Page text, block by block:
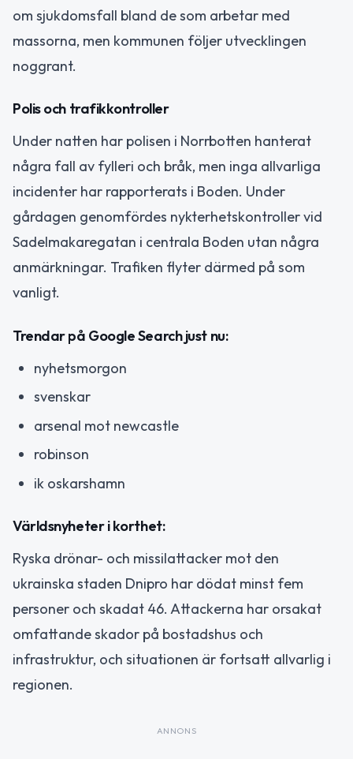
om sjukdomsfall bland de som arbetar med
massorna, men kommunen följer utvecklingen
noggrant.
Polis och trafikkontroller
Under natten har polisen i Norrbotten hanterat
några fall av fylleri och bråk, men inga allvarliga
incidenter har rapporterats i Boden. Under
gårdagen genomfördes nykterhetskontroller vid
Sadelmakaregatan i centrala Boden utan några
anmärkningar. Trafiken flyter därmed på som
vanligt.
Trendar på Google Search just nu:
nyhetsmorgon
svenskar
arsenal mot newcastle
robinson
ik oskarshamn
Världsnyheter i korthet:
Ryska drönar- och missilattacker mot den
ukrainska staden Dnipro har dödat minst fem
personer och skadat 46. Attackerna har orsakat
omfattande skador på bostadshus och
infrastruktur, och situationen är fortsatt allvarlig i
regionen.
ANNONS